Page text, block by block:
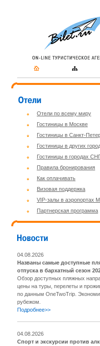
Отели по всему миру
Гостиницы в Москве
Гостиницы в Санкт-
Гостиницы в других
Гостиницы в городах
Правила бронирования
Как оплачивать
Визовая поддержка
VIP-залы в аэропортах
Партнерская программа
04.08.2026
Названы самые доступные
отпуска в бархатный сезон
Обзор доступных пляжных
цены на туры, перелеты и
по данным OneTwoTrip.
рубежом.
Подробнее>>
04.08.2026
Спорт и экскурсии против